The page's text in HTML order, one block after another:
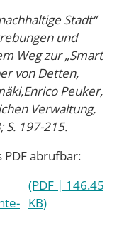
Stadt“
und
Weg zur „Smart
von Detten,
Peuker,
Verwaltung,
S. 197-215.
PDF abrufbar:
(PDF | 146.45
KB)